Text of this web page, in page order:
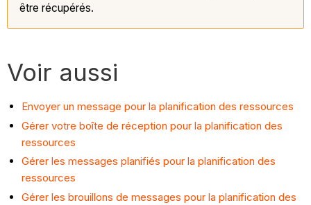
être récupérés.
Voir aussi
Envoyer un message pour la planification des ressources
Gérer votre boîte de réception pour la planification des
ressources
Gérer les messages planifiés pour la planification des
ressources
Gérer les brouillons de messages pour la planification des